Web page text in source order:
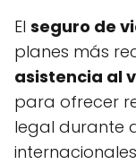
El seguro de
planes más
asistencia al
para ofrecer
legal durante